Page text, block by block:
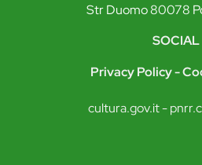
Str Duomo 80078
SOCIAL
Privacy Policy-
cultura.gov.it -